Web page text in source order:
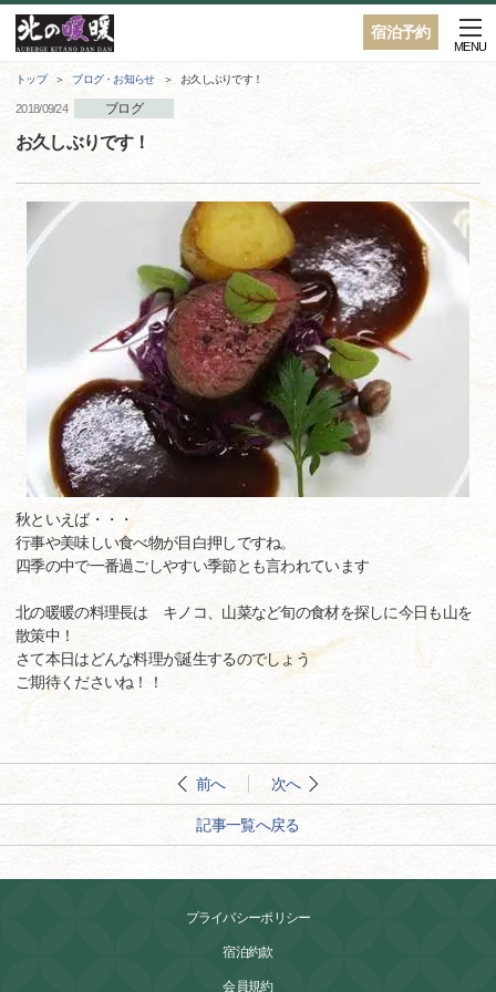
宿泊予約
MENU
トップ ブログ・お知らせ お久しぶりです！
2018/09/24 ブログ
お久しぶりです！
秋といえば・・・
行事や美味しい食べ物が目白押しですね。
四季の中で一番過ごしやすい季節とも言われています
北の暖暖の料理長は キノコ、山菜など旬の食材を探しに今日も山を
散策中！
さて本日はどんな料理が誕生するのでしょう
ご期待くださいね！！
前へ 次へ
記事一覧へ戻る
プライバシーポリシー
宿泊約款
会員規約